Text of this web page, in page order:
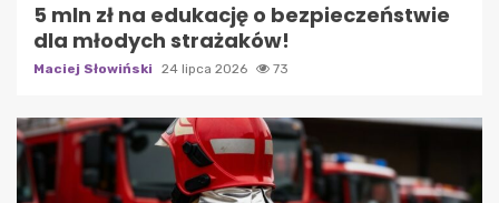
5 mln zł na edukację o bezpieczeństwie
dla młodych strażaków!
Maciej Słowiński 24 lipca 2026 73